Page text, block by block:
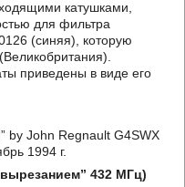
катушками,
для фильтра
(синяя), которую
приведены в виде его
by John Regnault G4SWX
1994 г.
432 МГц)